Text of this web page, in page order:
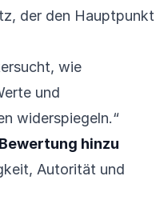
der den Hauptpunkt
wie
und
widerspiegeln.“
hinzu
Autorität und